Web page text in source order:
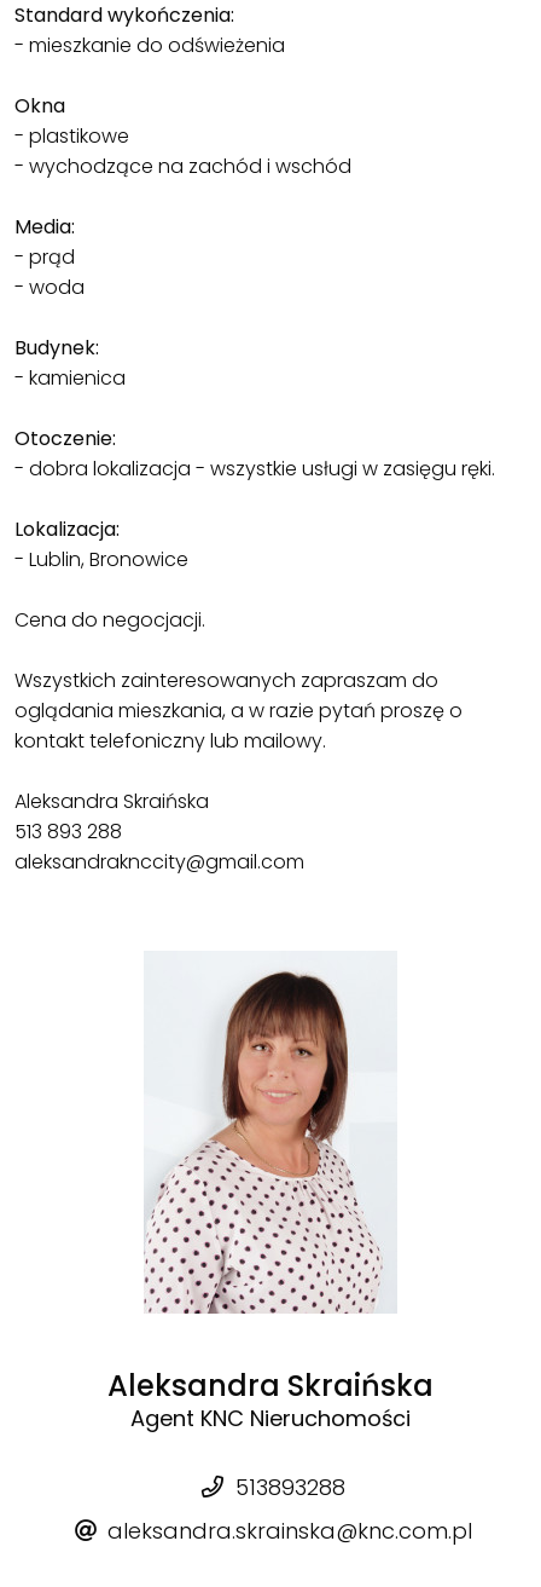
Standard wykończenia:
- mieszkanie do odświeżenia
Okna
- plastikowe
- wychodzące na zachód i wschód
Media:
- prąd
- woda
Budynek:
- kamienica
Otoczenie:
- dobra lokalizacja - wszystkie usługi w zasięgu ręki.
Lokalizacja:
- Lublin, Bronowice
Cena do negocjacji.
Wszystkich zainteresowanych zapraszam do
oglądania mieszkania, a w razie pytań proszę o
kontakt telefoniczny lub mailowy.
Aleksandra Skraińska
513 893 288
aleksandraknccity@gmail.com
Aleksandra Skraińska
Agent KNC Nieruchomości
513893288
aleksandra.skrainska@knc.com.pl